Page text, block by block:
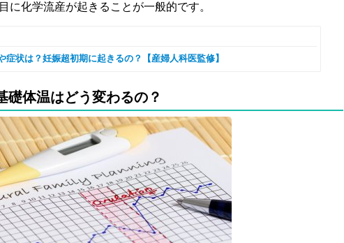
に化学流産が起きることが一般的です。
症状は？妊娠超初期に起きるの？【産婦人科医監修】
礎体温はどう変わるの？